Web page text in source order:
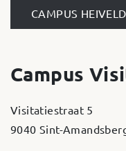
CAMPUS HEIVELD
Campus
Visitatiestraat 5
9040 Sint-